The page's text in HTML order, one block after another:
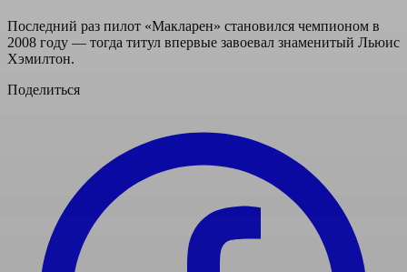
Последний раз пилот «Макларен» становился чемпионом в
2008 году — тогда титул впервые завоевал знаменитый Льюис
Хэмилтон.
Поделиться